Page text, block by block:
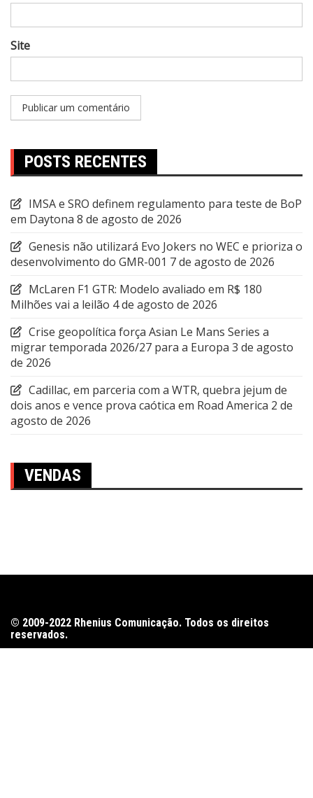
Site
POSTS RECENTES
IMSA e SRO definem regulamento para teste de BoP
em Daytona 8 de agosto de 2026
Genesis não utilizará Evo Jokers no WEC e prioriza o
desenvolvimento do GMR-001 7 de agosto de 2026
McLaren F1 GTR: Modelo avaliado em R$ 180
Milhões vai a leilão 4 de agosto de 2026
Crise geopolítica força Asian Le Mans Series a
migrar temporada 2026/27 para a Europa 3 de agosto
de 2026
Cadillac, em parceria com a WTR, quebra jejum de
dois anos e vence prova caótica em Road America 2 de
agosto de 2026
VENDAS
© 2009-2022 Rhenius Comunicação. Todos os direitos
reservados.